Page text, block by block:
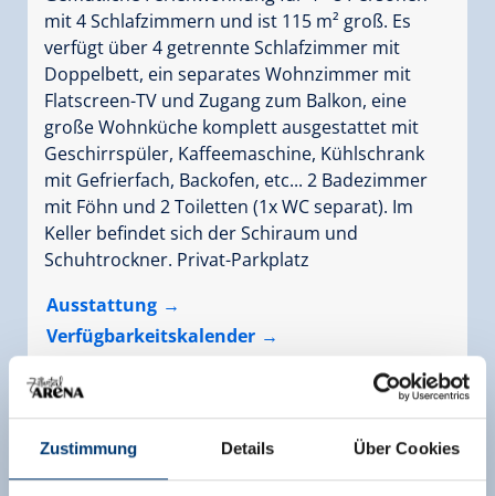
Zustimmung Details Über Cookies
mit 4 Schlafzimmern und ist 115 m² groß. Es
verfügt über 4 getrennte Schlafzimmer mit
Doppelbett, ein separates Wohnzimmer mit
Flatscreen-TV und Zugang zum Balkon, eine
große Wohnküche komplett ausgestattet mit
Geschirrspüler, Kaffeemaschine, Kühlschrank
mit Gefrierfach, Backofen, etc... 2 Badezimmer
mit Föhn und 2 Toiletten (1x WC separat). Im
Keller befindet sich der Schiraum und
Schuhtrockner. Privat-Parkplatz
Ausstattung
Verfügbarkeitskalender